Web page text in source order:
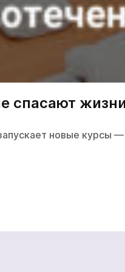
спасают
новые курсы